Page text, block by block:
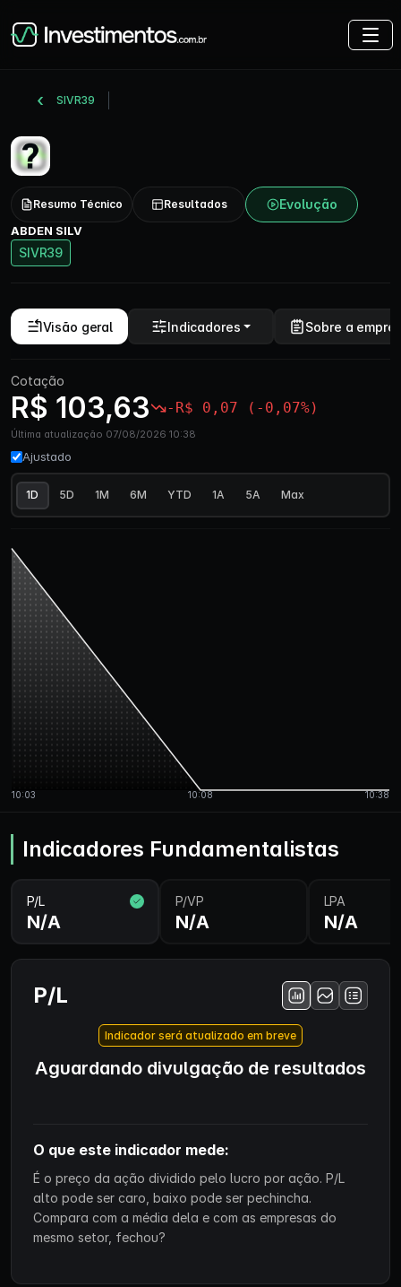
SIVR39
Resumo Técnico Resultados Evolução
ABDEN SILV
SIVR39
Visão geral Indicadores Sobre a
Cotação
R$ 103,63 -R$ 0,07 (-0,07%)
Última atualização 07/08/2026 10:38
Ajustado
1D 5D 1M 6M YTD 1A 5A Max
Indicadores Fundamentalistas
P/L
N/A
P/VP
N/A
LPA
N/A
P/L
Indicador será atualizado em breve
Aguardando divulgação de resultados
O que este indicador mede:
É o preço da ação dividido pelo lucro por ação. P/L
alto pode ser caro, baixo pode ser pechincha.
Compara com a média dela e com as empresas do
mesmo setor, fechou?